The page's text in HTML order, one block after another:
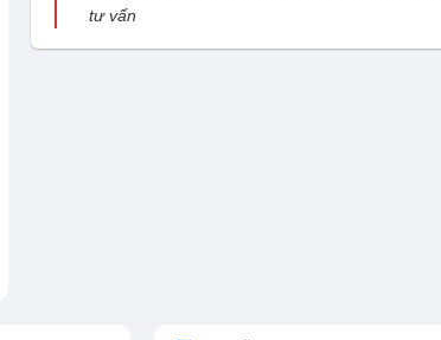
tư vấn